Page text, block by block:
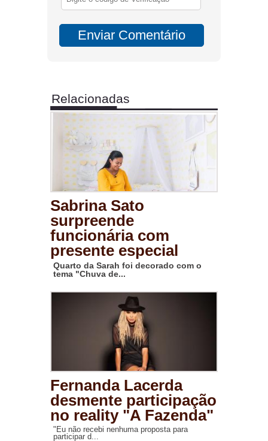
Relacionadas
Sabrina Sato
surpreende
funcionária com
presente especial
Quarto da Sarah foi decorado com o
tema "Chuva de...
Fernanda Lacerda
desmente participação
no reality "A Fazenda"
"Eu não recebi nenhuma proposta para
participar d...